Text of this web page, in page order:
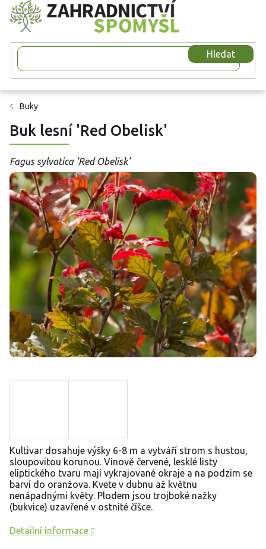
Přejít
na
obsah
Hledat
Buky
Buk lesní 'Red Obelisk'
Fagus sylvatica 'Red Obelisk'
Kultivar dosahuje výšky 6-8 m a vytváří strom s hustou,
sloupovitou korunou. Vínově červené, lesklé listy
eliptického tvaru mají vykrajované okraje a na podzim se
barví do oranžova. Kvete v dubnu až květnu
nenápadnými květy. Plodem jsou trojboké nažky
(bukvice) uzavřené v ostnité číšce.
Detailní informace